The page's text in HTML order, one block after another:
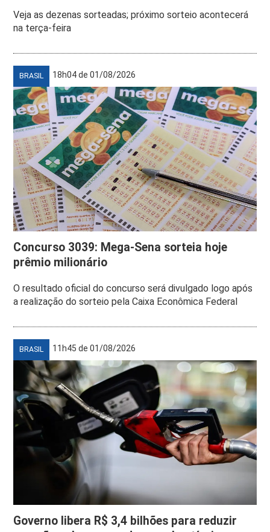
Veja as dezenas sorteadas; próximo sorteio acontecerá
na terça-feira
BRASIL 18h04 de 01/08/2026
Concurso 3039: Mega-Sena sorteia hoje
prêmio milionário
O resultado oficial do concurso será divulgado logo após
a realização do sorteio pela Caixa Econômica Federal
BRASIL 11h45 de 01/08/2026
Governo libera R$ 3,4 bilhões para reduzir